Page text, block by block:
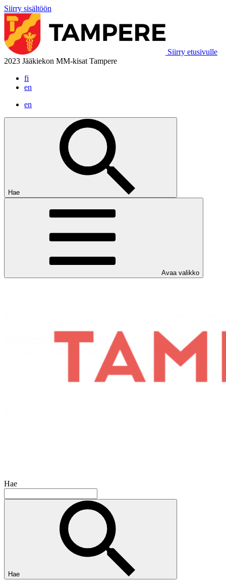
Siirry sisältöön
Siirry etusivulle
2023 Jääkiekon MM-kisat Tampere
fi
en
en
Hae
Avaa valikko
Hae
Hae